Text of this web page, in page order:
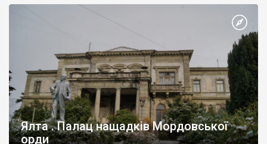
Ялта . Палац нащадків Мордовської
орди